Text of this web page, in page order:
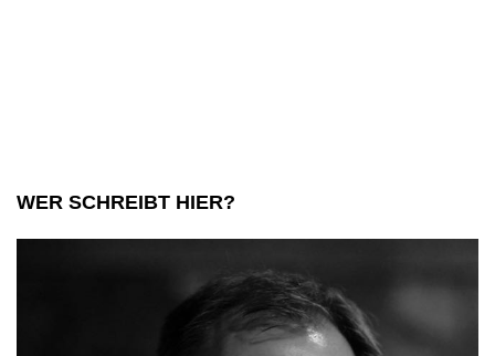
WER SCHREIBT HIER?